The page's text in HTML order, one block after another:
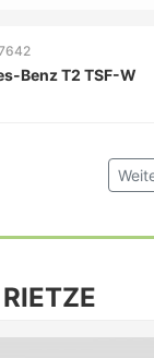
Benz T2 TSF-W